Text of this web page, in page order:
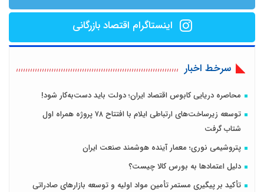
اینستاگرام اقتصاد بازرگانی
سرخط اخبار
محاصره دریایی کابوس اقتصاد ایران؛ دولت باید دست‌به‌کار شود!
توسعه زیرساخت‌های ارتباطی ایلام با افتتاح ۷۸ پروژه همراه اول
شتاب گرفت
پتروشیمی نوری؛ معمار آینده هوشمند صنعت ایران
دلیل اعتمادها به بورس کالا چیست؟
تأکید بر پیگیری مستمر تأمین مواد اولیه و توسعه بازارهای صادراتی